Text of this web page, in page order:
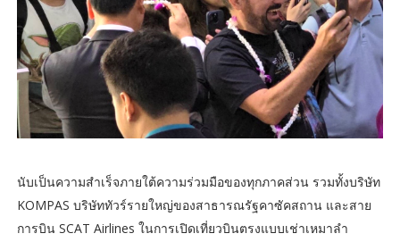
นับเป็นความสำเร็จภายใต้ความร่วมมือของทุกภาคส่วน รวมทั้งบริษัท
KOMPAS บริษัททัวร์รายใหญ่ของสาธารณรัฐคาซัคสถาน และสาย
การบิน SCAT Airlines ในการเปิดเที่ยวบินตรงแบบเช่าเหมาลำ